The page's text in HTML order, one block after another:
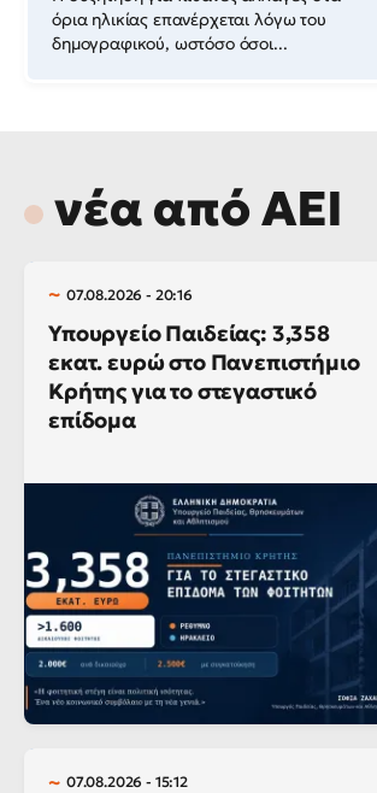
όρια ηλικίας επανέρχεται λόγω του
δημογραφικού, ωστόσο όσοι...
νέα από ΑΕΙ
07.08.2026 - 20:16
Υπουργείο Παιδείας: 3,358
εκατ. ευρώ στο Πανεπιστήμιο
Κρήτης για το στεγαστικό
επίδομα
07.08.2026 - 15:12